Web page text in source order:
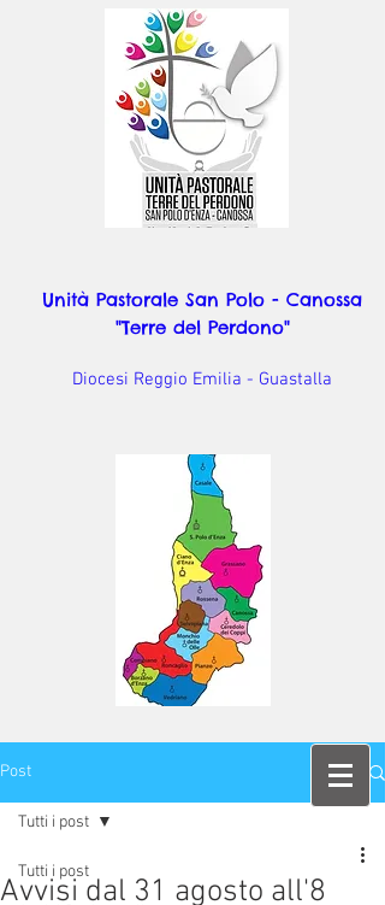
Unità Pastorale San Polo - Canossa
"Terre del Perdono"
Diocesi Reggio Emilia - Guastalla
Post
Tutti i post
Tutti i post
Avvisi dal 31 agosto all'8